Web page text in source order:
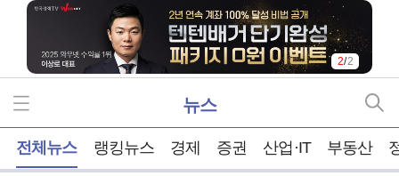
2/2
뉴스
전체뉴스 랭킹뉴스 경제 증권 산업·IT 부동산